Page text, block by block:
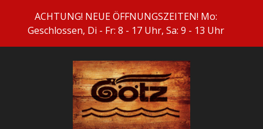
Zum Hauptinhalt springen
ACHTUNG! NEUE ÖFFNUNGSZEITEN! Mo:
Geschlossen, Di - Fr: 8 - 17 Uhr, Sa: 9 - 13 Uhr